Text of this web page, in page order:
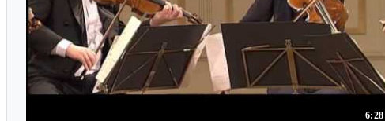
6:28